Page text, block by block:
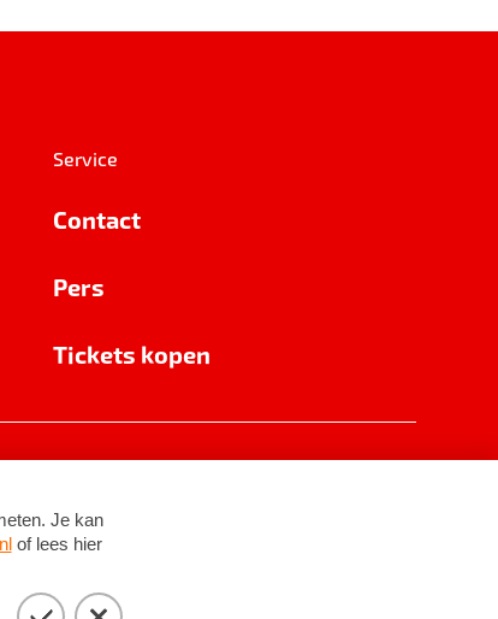
Service
Contact
Pers
Tickets kopen